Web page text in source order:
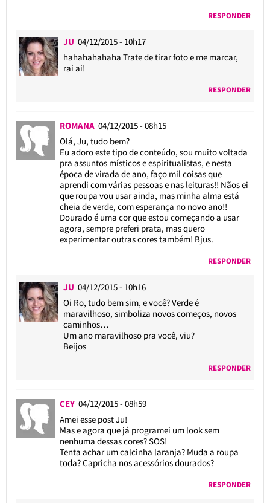
RESPONDER
JU 04/12/2015 - 10h17
hahahahahaha Trate de tirar foto e me marcar,
rai ai!
RESPONDER
ROMANA 04/12/2015 - 08h15
Olá, Ju, tudo bem?
Eu adoro este tipo de conteúdo, sou muito voltada
pra assuntos místicos e espiritualistas, e nesta
época de virada de ano, faço mil coisas que
aprendi com várias pessoas e nas leituras!! Nãos ei
que roupa vou usar ainda, mas minha alma está
cheia de verde, com esperança no novo ano!!
Dourado é uma cor que estou começando a usar
agora, sempre preferi prata, mas quero
experimentar outras cores também! Bjus.
RESPONDER
JU 04/12/2015 - 10h16
Oi Ro, tudo bem sim, e você? Verde é
maravilhoso, simboliza novos começos, novos
caminhos…
Um ano maravilhoso pra você, viu?
Beijos
RESPONDER
CEY 04/12/2015 - 08h59
Amei esse post Ju!
Mas e agora que já programei um look sem
nenhuma dessas cores? SOS!
Tenta achar um calcinha laranja? Muda a roupa
toda? Capricha nos acessórios dourados?
RESPONDER